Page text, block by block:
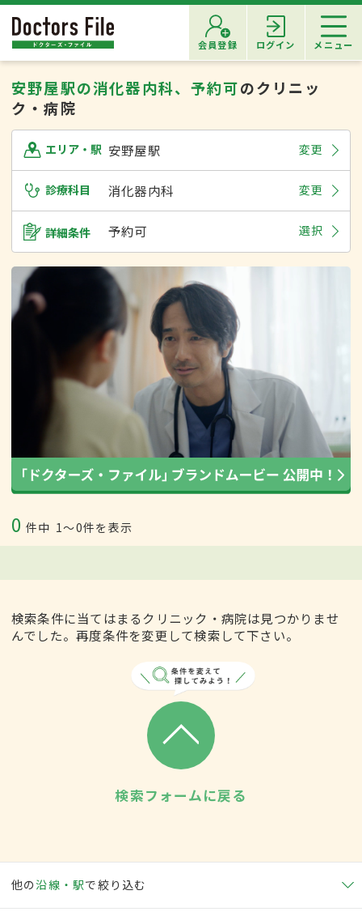
会員登録 ログイン メニュー
安野屋駅の消化器内科、予約可のクリニッ
ク・病院
エリア・駅 安野屋駅 変更
診療科目 消化器内科 変更
詳細条件 予約可 選択
0 件中 1〜0件を表示
検索条件に当てはまるクリニック・病院は見つかりませ
んでした。再度条件を変更して検索して下さい。
検索フォームに戻る
他の沿線・駅で絞り込む